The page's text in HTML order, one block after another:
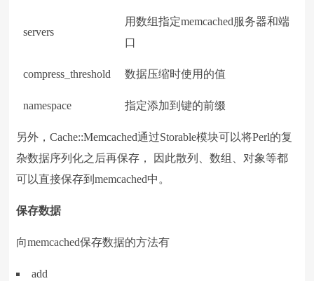
servers
用数组指定memcached服务器和端
口
compress_threshold 数据压缩时使用的值
namespace 指定添加到键的前缀
另外，Cache::Memcached通过Storable模块可以将Perl的复
杂数据序列化之后再保存， 因此散列、数组、对象等都
可以直接保存到memcached中。
保存数据
向memcached保存数据的方法有
add